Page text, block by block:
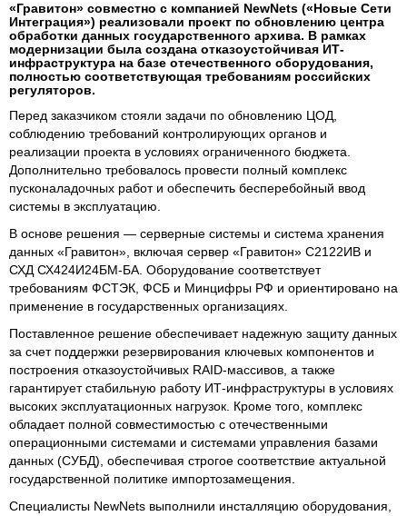
«Гравитон» совместно с компанией NewNets («Новые Сети
Интеграция») реализовали проект по обновлению центра
обработки данных государственного архива. В рамках
модернизации была создана отказоустойчивая ИТ-
инфраструктура на базе отечественного оборудования,
полностью соответствующая требованиям российских
регуляторов.
Перед заказчиком стояли задачи по обновлению ЦОД,
соблюдению требований контролирующих органов и
реализации проекта в условиях ограниченного бюджета.
Дополнительно требовалось провести полный комплекс
пусконаладочных работ и обеспечить бесперебойный ввод
системы в эксплуатацию.
В основе решения — серверные системы и система хранения
данных «Гравитон», включая сервер «Гравитон» С2122ИВ и
СХД СХ424И24БМ-БА. Оборудование соответствует
требованиям ФСТЭК, ФСБ и Минцифры РФ и ориентировано на
применение в государственных организациях.
Поставленное решение обеспечивает надежную защиту данных
за счет поддержки резервирования ключевых компонентов и
построения отказоустойчивых RAID-массивов, а также
гарантирует стабильную работу ИТ-инфраструктуры в условиях
высоких эксплуатационных нагрузок. Кроме того, комплекс
обладает полной совместимостью с отечественными
операционными системами и системами управления базами
данных (СУБД), обеспечивая строгое соответствие актуальной
государственной политике импортозамещения.
Специалисты NewNets выполнили инсталляцию оборудования,